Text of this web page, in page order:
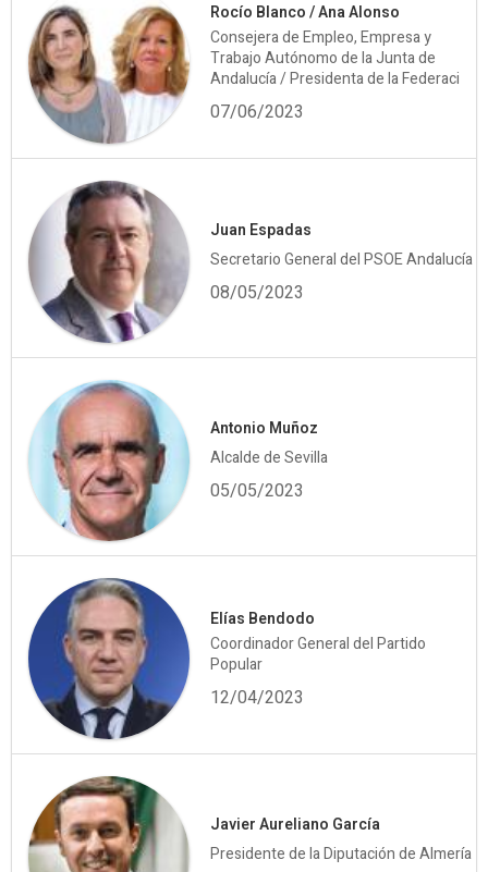
Rocío Blanco / Ana Alonso
Consejera de Empleo, Empresa y
Trabajo Autónomo de la Junta de
Andalucía / Presidenta de la Federaci
07/06/2023
Juan Espadas
Secretario General del PSOE Andalucía
08/05/2023
Antonio Muñoz
Alcalde de Sevilla
05/05/2023
Elías Bendodo
Coordinador General del Partido
Popular
12/04/2023
Javier Aureliano García
Presidente de la Diputación de Almería